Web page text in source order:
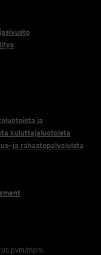
ja
kuluttajaluotoista
ja rahastopalveluista
pvm/mpm.